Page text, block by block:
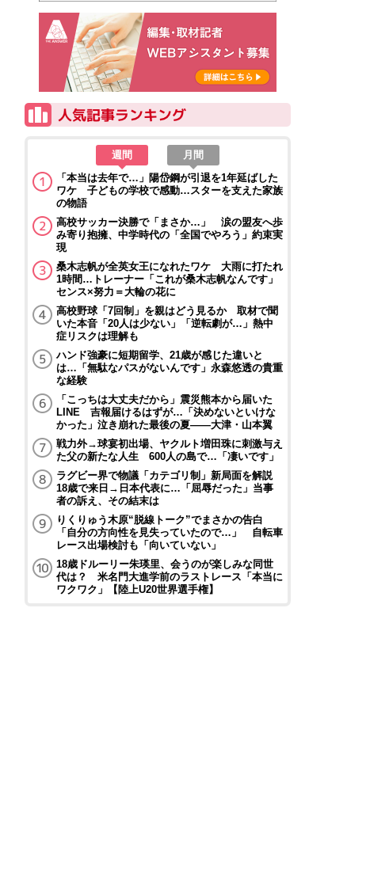
週間
月間
「本当は去年で…」陽岱鋼が引退を1年延ばした
ワケ 子どもの学校で感動…スターを支えた家族
の物語
高校サッカー決勝で「まさか…」 涙の盟友へ歩
み寄り抱擁、中学時代の「全国でやろう」約束実
現
桑木志帆が全英女王になれたワケ 大雨に打たれ
1時間…トレーナー「これが桑木志帆なんです」
センス×努力＝大輪の花に
高校野球「7回制」を親はどう見るか 取材で聞
いた本音「20人は少ない」「逆転劇が…」熱中
症リスクは理解も
ハンド強豪に短期留学、21歳が感じた違いと
は…「無駄なパスがないんです」永森悠透の貴重
な経験
「こっちは大丈夫だから」震災熊本から届いた
LINE 吉報届けるはずが…「決めないといけな
かった」泣き崩れた最後の夏――大津・山本翼
戦力外→球宴初出場、ヤクルト増田珠に刺激与え
た父の新たな人生 600人の島で…「凄いです」
ラグビー界で物議「カテゴリ制」新局面を解説
18歳で来日→日本代表に…「屈辱だった」当事
者の訴え、その結末は
りくりゅう木原“脱線トーク”でまさかの告白
「自分の方向性を見失っていたので…」 自転車
レース出場検討も「向いていない」
18歳ドルーリー朱瑛里、会うのが楽しみな同世
代は？ 米名門大進学前のラストレース「本当に
ワクワク」【陸上U20世界選手権】